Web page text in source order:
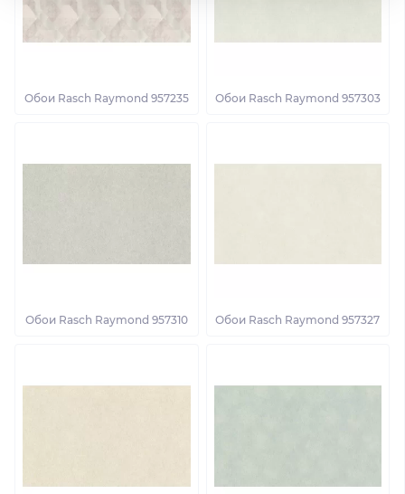
Обои Rasch Raymond 957235 Обои Rasch Raymond 957303
Обои Rasch Raymond 957310 Обои Rasch Raymond 957327